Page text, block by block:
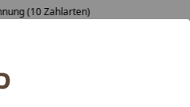
(10 Zahlarten)